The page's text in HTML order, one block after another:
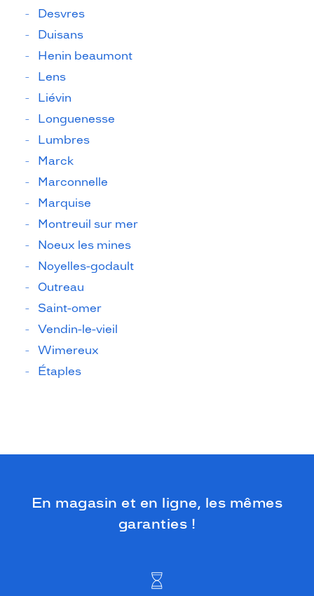
Desvres
Duisans
Henin beaumont
Lens
Liévin
Longuenesse
Lumbres
Marck
Marconnelle
Marquise
Montreuil sur mer
Noeux les mines
Noyelles-godault
Outreau
Saint-omer
Vendin-le-vieil
Wimereux
Étaples
En magasin et en ligne, les mêmes
garanties !